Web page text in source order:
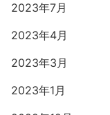
2023年7月
2023年4月
2023年3月
2023年1月